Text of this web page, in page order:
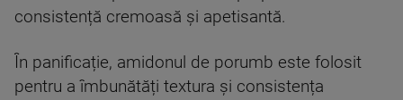
consistență cremoasă și apetisantă.
În panificație, amidonul de porumb este folosit
pentru a îmbunătăți textura și consistența